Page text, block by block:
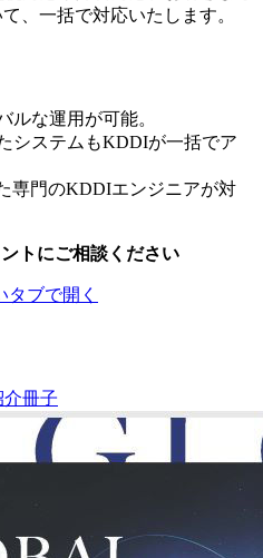
、一括で対応いたします。
ルな運用が可能。
システムもKDDIが一括でア
専門のKDDIエンジニアが対
トにご相談ください
タブで開く
冊子